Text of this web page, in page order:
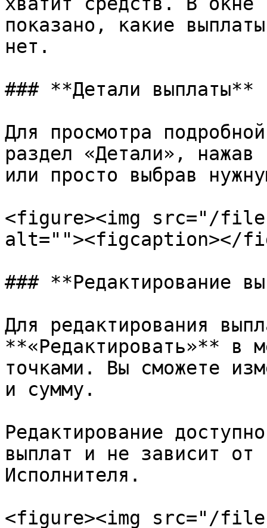
показано, какие
нет.
### **Детали выплаты**
Для просмотра
раздел «Детали»,
или просто выбрав
<figure><img src="/files/
alt=""><figcaption></
### **Редактирование
Для редактирования
**«Редактировать»** в
точками. Вы сможете
и сумму.
Редактирование
выплат и не зависит от
Исполнителя.
<figure><img src="/files/